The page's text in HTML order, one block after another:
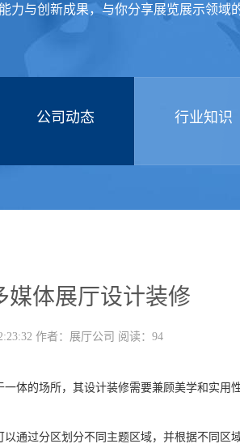
力与创新成果，与你分享展览展示领域
公司动态 行业知识
媒体展厅设计装修
作者：展厅公司 阅读：94
体的场所，其设计装修需要兼顾美学和实用
通过分区划分不同主题区域，并根据不同区